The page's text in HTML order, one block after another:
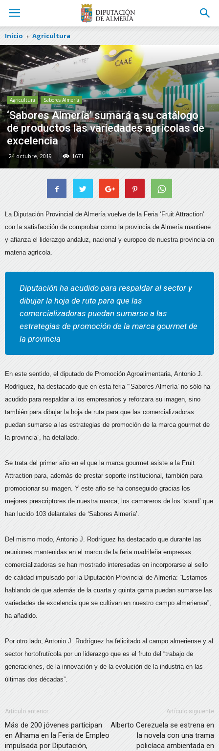
Inicio Agricultura
Agricultura Sabores Almería
‘Sabores Almería’ sumará a su catálogo
de productos las variedades agrícolas de
excelencia
24 octubre, 2019 1671
La Diputación Provincial de Almería vuelve de la Feria ‘Fruit Attraction’
con la satisfacción de comprobar como la provincia de Almería mantiene
y afianza el liderazgo andaluz, nacional y europeo de nuestra provincia en
materia agrícola.
Diputación ha acudido para respaldar al sector y
dibujar la hoja de ruta para que las
comercializadoras puedan sumarse a las
estrategias de promoción de la marca gourmet de
la provincia
En este sentido, el diputado de Promoción Agroalimentaria, Antonio J.
Rodríguez, ha destacado que en esta feria “‘Sabores Almería’ no sólo ha
acudido para respaldar a los empresarios y reforzara su imagen, sino
también para dibujar la hoja de ruta para que las comercializadoras
puedan sumarse a las estrategias de promoción de la marca gourmet de
la provincia”, ha detallado.
Se trata del primer año en el que la marca gourmet asiste a la Fruit
Attraction para, además de prestar soporte institucional, también para
promocionar su imagen. Y este año se ha conseguido gracias los
mejores prescriptores de nuestra marca, los camareros de los ‘stand’ que
han lucido 103 delantales de ‘Sabores Almería’.
Del mismo modo, Antonio J. Rodríguez ha destacado que durante las
reuniones mantenidas en el marco de la feria madrileña empresas
comercializadoras se han mostrado interesadas en incorporarse al sello
de calidad impulsado por la Diputación Provincial de Almería: “Estamos
hablando de que además de la cuarta y quinta gama puedan sumarse las
variedades de excelencia que se cultivan en nuestro campo almeriense”,
ha añadido.
Por otro lado, Antonio J. Rodríguez ha felicitado al campo almeriense y al
sector hortofrutícola por un liderazgo que es el fruto del “trabajo de
generaciones, de la innovación y de la evolución de la industria en las
últimas dos décadas”.
Artículo anterior
Más de 200 jóvenes participan
en Alhama en la Feria de Empleo
impulsada por Diputación,
Artículo siguiente
Alberto Cerezuela se estrena en
la novela con una trama
policíaca ambientada en